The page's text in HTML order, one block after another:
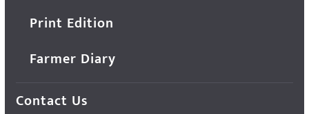
Print Edition
Farmer Diary
Contact Us